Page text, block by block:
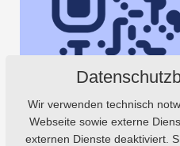
Wir verwenden technisch
Webseite sowie externe
externen Dienste deaktiviert.